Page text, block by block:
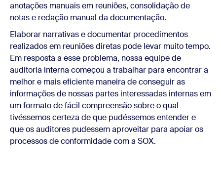
anotações manuais em reuniões, consolidação de
notas e redação manual da documentação.
Elaborar narrativas e documentar procedimentos
realizados em reuniões diretas pode levar muito tempo.
Em resposta a esse problema, nossa equipe de
auditoria interna começou a trabalhar para encontrar a
melhor e mais eficiente maneira de conseguir as
informações de nossas partes interessadas internas em
um formato de fácil compreensão sobre o qual
tivéssemos certeza de que pudéssemos entender e
que os auditores pudessem aproveitar para apoiar os
processos de conformidade com a SOX.